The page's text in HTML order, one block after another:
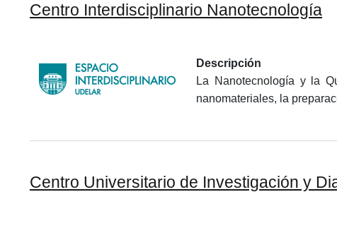
Centro Interdisciplinario Nanotecnología
Descripción
La Nanotecnología y la
nanomateriales, la
Centro Universitario de Investigación y